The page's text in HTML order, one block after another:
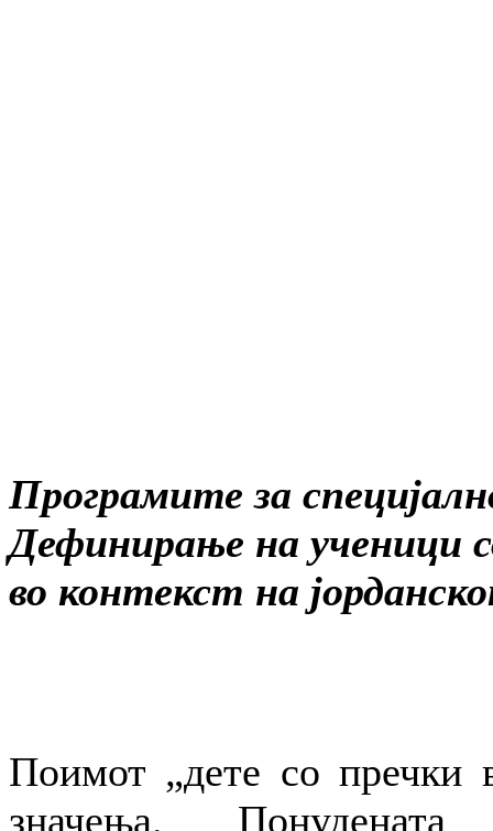
Програмите за
Дефинирање на ученици
во контекст на
Поимот „дете со пречки
значења.